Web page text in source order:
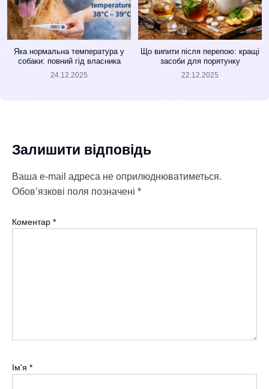
Яка нормальна температура у
собаки: повний гід власника
24.12.2025
Що випити після перепою: кращі
засоби для порятунку
22.12.2025
Залишити відповідь
Ваша e-mail адреса не оприлюднюватиметься.
Обов’язкові поля позначені *
Коментар *
Ім'я *